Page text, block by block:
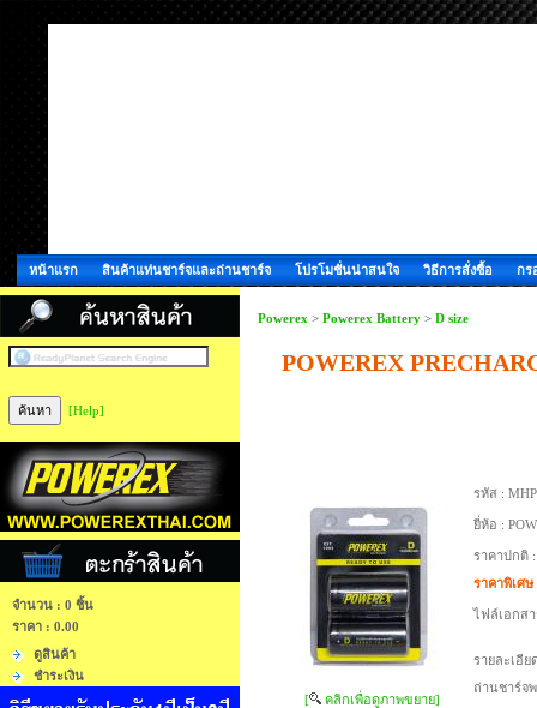
หน้าแรก สินค้าแท่นชาร์จและถ่านชาร์จ โปรโมชั่นน่าสนใจ วิธีการสั่งซื้อ กร
[Help]
จำนวน : 0 ชิ้น
ราคา : 0.00
ดูสินค้า
ชำระเงิน
Powerex > Powerex Battery > D size
POWEREX
[ คลิกเพื่อดูภาพขยาย]
รหัส :
ยี่ห้อ :
ราคาปกติ
ราคาพิเศ
ไฟล์เอกสา
รายละเอีย
ถ่านชาร์จ